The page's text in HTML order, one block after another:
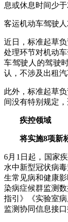
息或休息时间少于
客运机动车驾驶人
近日，标准起草
处理环节对机动
车驾驶人的驾驶
认，不涉及出租
此外，标准起草
间没有特别规定
疾控领域
将实施8项新
6月1日起，国家
水中新型冠状病
生常见病和健康
染病症候群监测
指引》《实验室
监测协同信息接